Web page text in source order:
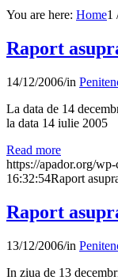
You are here: Home1
Raport
14/12/2006/in
La data de 14
la data 14 iulie 2005
Read more
https://apador.org/
16:32:54Raport
Raport
13/12/2006/in
In ziua de 13